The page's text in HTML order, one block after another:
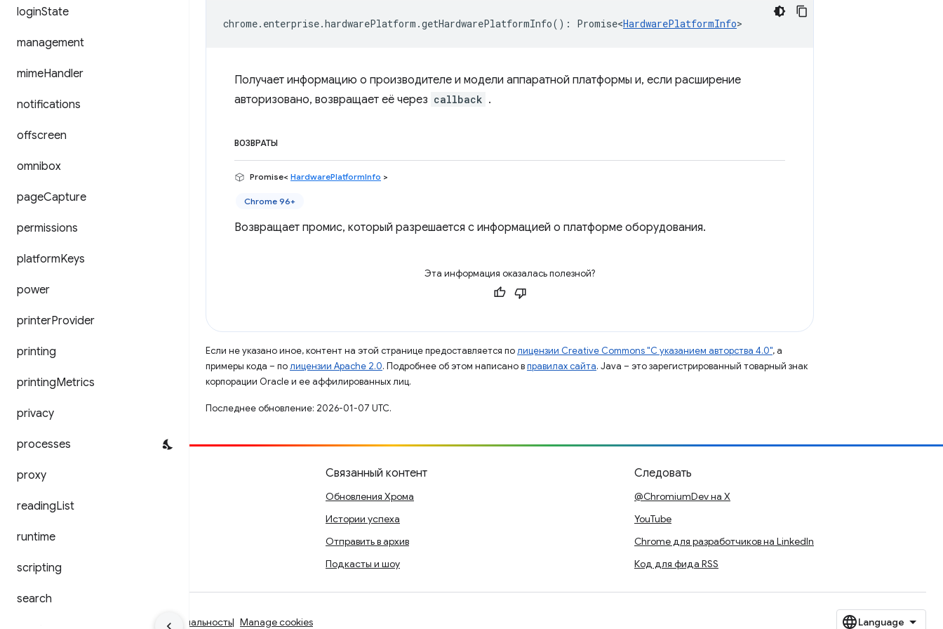
loginState
management
mimeHandler
notifications
offscreen
omnibox
pageCapture
permissions
platformKeys
power
printerProvider
printing
printingMetrics
privacy
processes
proxy
readingList
runtime
scripting
search
chrome. enterprise.hardwarePlatform .getHardwarePlatformInfo() : Promise<HardwarePlatformInfo>
Получает информацию о производителе и модели аппаратной платформы и, если расширение
авторизовано, возвращает её через callback .
ВОЗВРАТЫ
Promise< HardwarePlatformInfo >
Chrome 96+
Возвращает промис, который разрешается с информацией о платформе оборудования.
Эта информация оказалась полезной?
Если не указано иное, контент на этой странице предоставляется полицензии Creative Commons "С указанием авторства 4.0", а
примеры кода – полицензии Apache 2.0. Подробнее об этом написано вправилах сайта. Java – это зарегистрированный товарный знак
корпорации Oracle и ее аффилированных лиц.
Последнее обновление: 2026-01-07 UTC.
Способствовать Связанный контент
Обновления Хрома
Истории успеха
Отправить в архив
Подкасты и шоу
Следовать
@ChromiumDev на X
YouTube
Chrome для разработчиков на LinkedIn
Код для фида RSS
Конфиденциальность Manage cookies